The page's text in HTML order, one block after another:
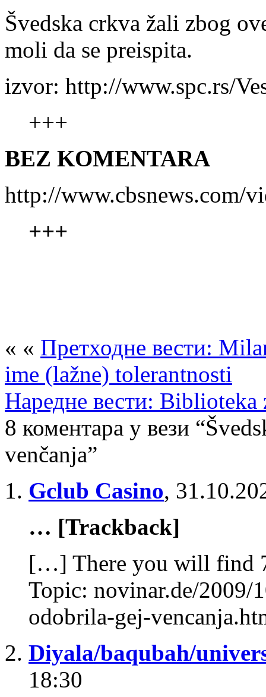
Švedska crkva žali zbog
moli da se preispita.
izvor: http://www.spc.rs/
+++
BEZ KOMENTARA
http://www.cbsnews.com/
+++
« « Претходне вести:
ime (lažne) tolerantnosti
Наредне вести:
8 коментара у вези
venčanja”
Gclub Casino,
… [Trackback]
[…] There you will find
Topic: novinar.de/2009/
odobrila-gej-
Diyala/baqubah/
18:30